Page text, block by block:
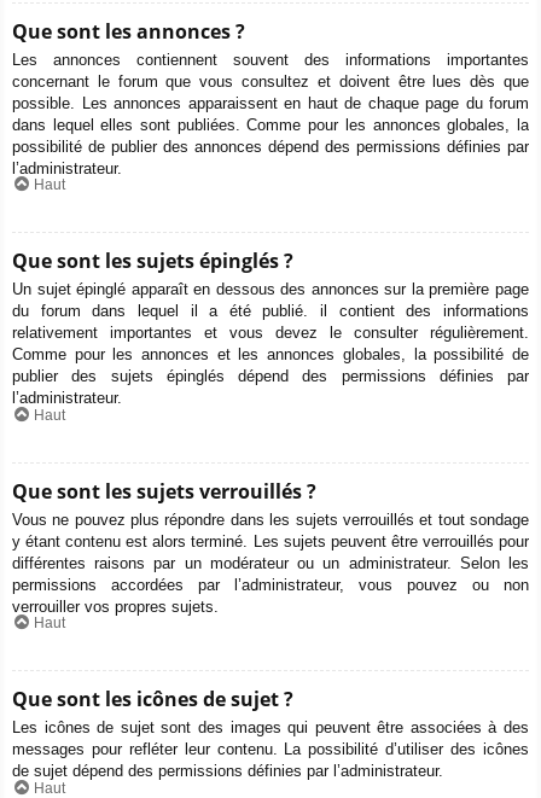
Que sont les annonces ?
Les annonces contiennent souvent des informations importantes
concernant le forum que vous consultez et doivent être lues dès que
possible. Les annonces apparaissent en haut de chaque page du forum
dans lequel elles sont publiées. Comme pour les annonces globales, la
possibilité de publier des annonces dépend des permissions définies par
l’administrateur.
Haut
Que sont les sujets épinglés ?
Un sujet épinglé apparaît en dessous des annonces sur la première page
du forum dans lequel il a été publié. il contient des informations
relativement importantes et vous devez le consulter régulièrement.
Comme pour les annonces et les annonces globales, la possibilité de
publier des sujets épinglés dépend des permissions définies par
l’administrateur.
Haut
Que sont les sujets verrouillés ?
Vous ne pouvez plus répondre dans les sujets verrouillés et tout sondage
y étant contenu est alors terminé. Les sujets peuvent être verrouillés pour
différentes raisons par un modérateur ou un administrateur. Selon les
permissions accordées par l’administrateur, vous pouvez ou non
verrouiller vos propres sujets.
Haut
Que sont les icônes de sujet ?
Les icônes de sujet sont des images qui peuvent être associées à des
messages pour refléter leur contenu. La possibilité d’utiliser des icônes
de sujet dépend des permissions définies par l’administrateur.
Haut